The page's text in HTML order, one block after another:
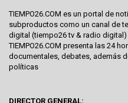
TIEMPO26.COM es un portal de
subproductos como un canal de
digital (tiempo26 tv & radio digital)
TIEMPO26.COM presenta las 24
documentales, debates, además
políticas
DIRECTOR GENERAL: